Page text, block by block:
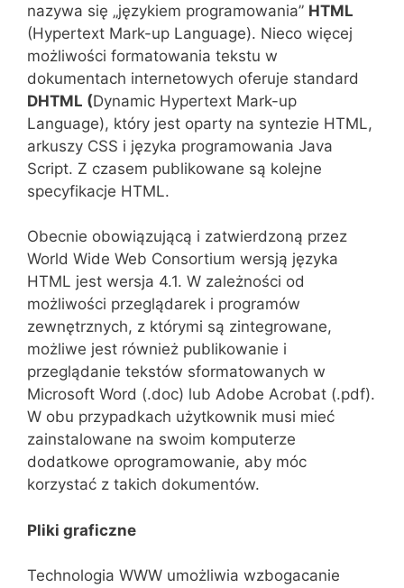
nazywa się „językiem programowania” HTML
(Hypertext Mark-up Language). Nieco więcej
możliwości formatowania tekstu w
dokumentach internetowych oferuje standard
DHTML (Dynamic Hypertext Mark-up
Language), który jest oparty na syntezie HTML,
arkuszy CSS i języka programowania Java
Script. Z czasem publikowane są kolejne
specyfikacje HTML.
Obecnie obowiązującą i zatwierdzoną przez
World Wide Web Consortium wersją języka
HTML jest wersja 4.1. W zależności od
możliwości przeglądarek i programów
zewnętrznych, z którymi są zintegrowane,
możliwe jest również publikowanie i
przeglądanie tekstów sformatowanych w
Microsoft Word (.doc) lub Adobe Acrobat (.pdf).
W obu przypadkach użytkownik musi mieć
zainstalowane na swoim komputerze
dodatkowe oprogramowanie, aby móc
korzystać z takich dokumentów.
Pliki graficzne
Technologia WWW umożliwia wzbogacanie